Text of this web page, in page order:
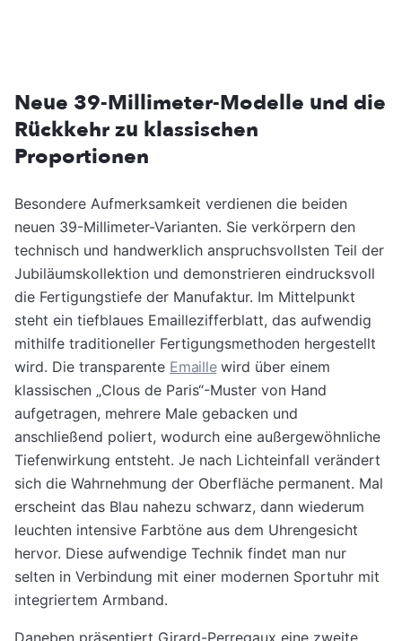
Neue 39-Millimeter-Modelle und die
Rückkehr zu klassischen
Proportionen
Besondere Aufmerksamkeit verdienen die beiden
neuen 39-Millimeter-Varianten. Sie verkörpern den
technisch und handwerklich anspruchsvollsten Teil der
Jubiläumskollektion und demonstrieren eindrucksvoll
die Fertigungstiefe der Manufaktur. Im Mittelpunkt
steht ein tiefblaues Emaillezifferblatt, das aufwendig
mithilfe traditioneller Fertigungsmethoden hergestellt
wird. Die transparente Emaillewird über einem
klassischen „Clous de Paris“-Muster von Hand
aufgetragen, mehrere Male gebacken und
anschließend poliert, wodurch eine außergewöhnliche
Tiefenwirkung entsteht. Je nach Lichteinfall verändert
sich die Wahrnehmung der Oberfläche permanent. Mal
erscheint das Blau nahezu schwarz, dann wiederum
leuchten intensive Farbtöne aus dem Uhrengesicht
hervor. Diese aufwendige Technik findet man nur
selten in Verbindung mit einer modernen Sportuhr mit
integriertem Armband.